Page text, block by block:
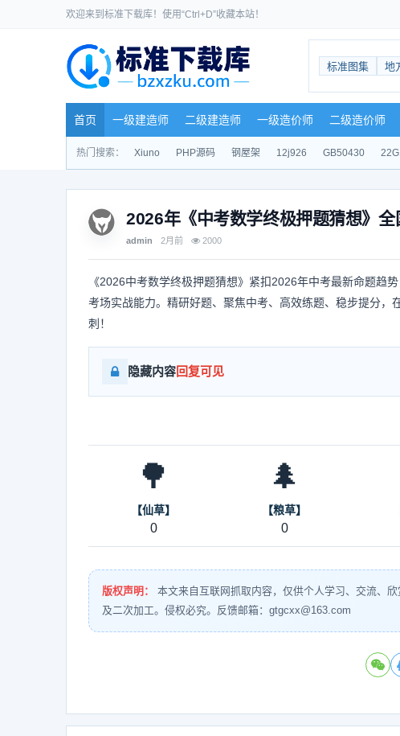
欢迎来到标准下载库！使用“Ctrl+D”收藏本站！
标准图集 地
首页 一级建造师 二级建造师 一级造价师 二级造价师
热门搜索： Xiuno PHP源码 钢屋架 12j926 GB50430
2026年《中考数学终极押题猜想》全
admin 2月前 2000
《2026中考数学终极押题猜想》紧扣2026年中考最新命题趋
考场实战能力。精研好题、聚焦中考、高效练题、稳步提分
刺！
隐藏内容回复可见
🌳
【仙草】
0
🌲
【粮草】
0
版权声明：
本文来自互联网抓取内容，仅供个人学习、交流、
及二次加工。侵权必究。反馈邮箱：gtgcxx@163.com